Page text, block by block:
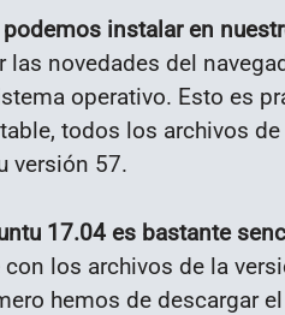
podemos instalar en
las novedades del
operativo. Esto es
todos los archivos
versión 57.
17.04 es bastante
los archivos de la
hemos de descargar